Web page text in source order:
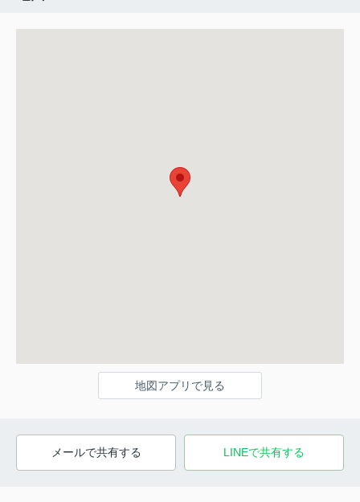
地図アプリで見る
メールで共有する LINEで共有する